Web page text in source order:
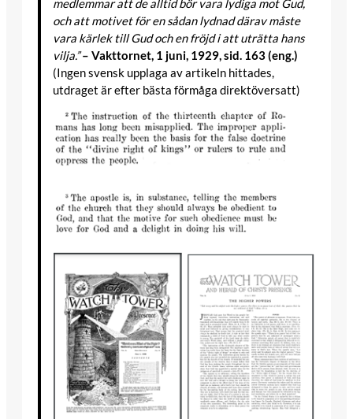
och att motivet för en sådan lydnad därav måste
vara kärlek till Gud och en fröjd i att uträtta hans
vilja.”– Vakttornet, 1 juni, 1929, sid. 163 (eng.)
(Ingen svensk upplaga av artikeln hittades,
utdraget är efter bästa förmåga direktöversatt)